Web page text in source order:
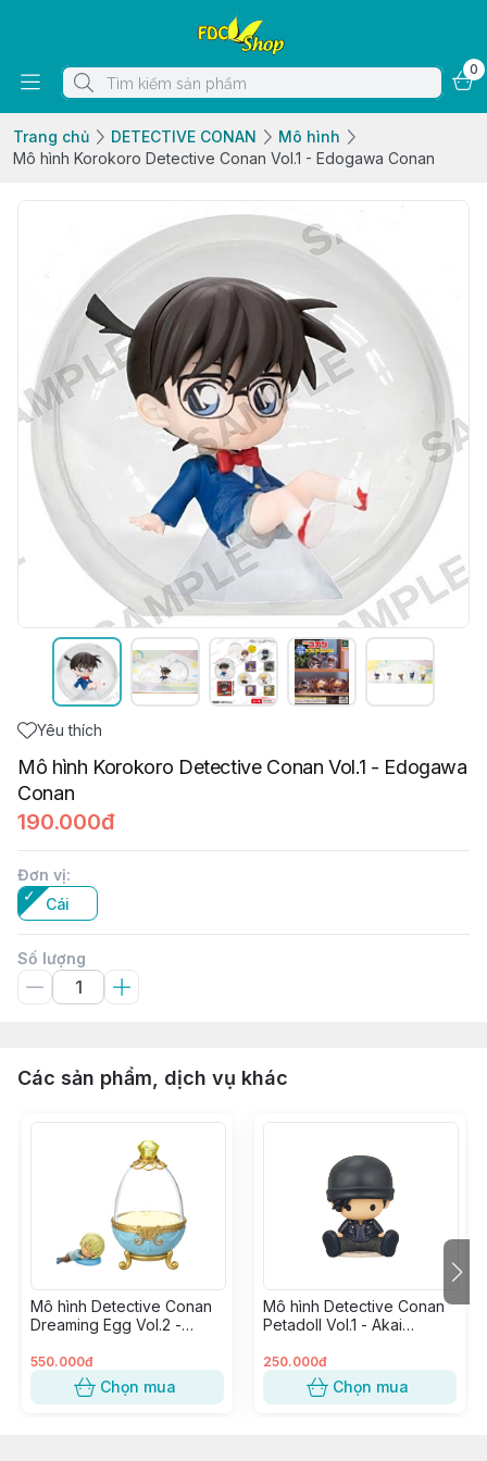
0
Trang chủ DETECTIVE CONAN
Mô hình
Mô hình Korokoro Detective Conan Vol.1 - Edogawa Conan
Yêu thích
Mô hình Korokoro Detective Conan Vol.1 - Edogawa
Conan
190.000đ
Đơn vị:
Cái
Số lượng
Các sản phẩm, dịch vụ khác
Mô hình Detective Conan
Dreaming Egg Vol.2 -
550.000đ
Chọn mua
Mô hình Detective Conan
Petadoll Vol.1 - Akai
250.000đ
Chọn mua